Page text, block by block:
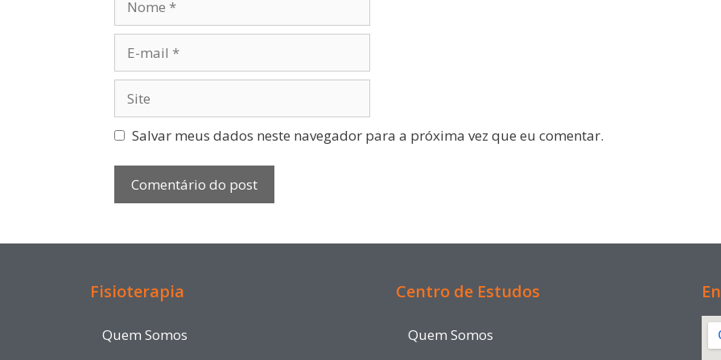
Salvar meus dados neste navegador para a próxima vez que eu comentar.
Fisioterapia
Quem Somos
Centro de Estudos
Quem Somos